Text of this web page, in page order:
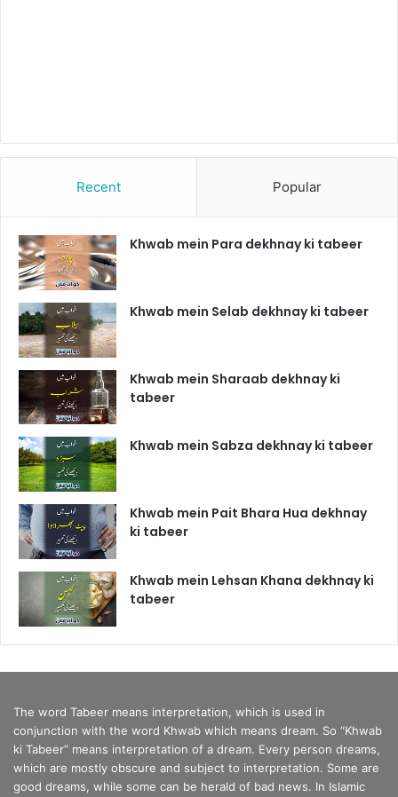
Recent Popular
Khwab mein Para dekhnay ki tabeer
Khwab mein Selab dekhnay ki tabeer
Khwab mein Sharaab dekhnay ki
tabeer
Khwab mein Sabza dekhnay ki tabeer
Khwab mein Pait Bhara Hua dekhnay
ki tabeer
Khwab mein Lehsan Khana dekhnay ki
tabeer
The word Tabeer means interpretation, which is used in
conjunction with the word Khwab which means dream. So “Khwab
ki Tabeer” means interpretation of a dream. Every person dreams,
which are mostly obscure and subject to interpretation. Some are
good dreams, while some can be herald of bad news. In Islamic